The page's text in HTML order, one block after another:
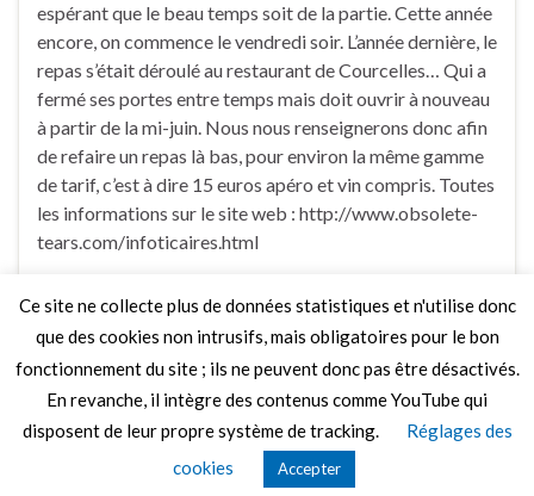
espérant que le beau temps soit de la partie. Cette année
encore, on commence le vendredi soir. L’année dernière, le
repas s’était déroulé au restaurant de Courcelles… Qui a
fermé ses portes entre temps mais doit ouvrir à nouveau
à partir de la mi-juin. Nous nous renseignerons donc afin
de refaire un repas là bas, pour environ la même gamme
de tarif, c’est à dire 15 euros apéro et vin compris. Toutes
les informations sur le site web : http://www.obsolete-
tears.com/infoticaires.html
1 Commentaire
Thèmes Graphene
Ce site ne collecte plus de données statistiques et n'utilise donc
que des cookies non intrusifs, mais obligatoires pour le bon
fonctionnement du site ; ils ne peuvent donc pas être désactivés.
En revanche, il intègre des contenus comme YouTube qui
disposent de leur propre système de tracking.
Réglages des
cookies
Accepter